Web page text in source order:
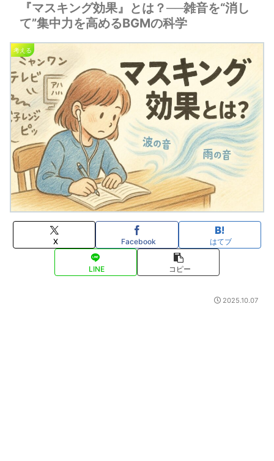
『マスキング効果』とは？──雑音を“消し
て”集中力を高めるBGMの科学
考える
X Facebook はてブ
LINE コピー
2025.10.07